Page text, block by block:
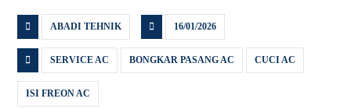
ABADI TEHNIK 16/01/2026
SERVICE AC BONGKAR PASANG AC CUCI AC
ISI FREON AC